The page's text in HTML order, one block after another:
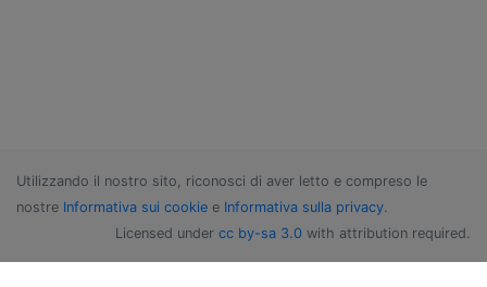
Utilizzando il nostro sito, riconosci di aver letto e compreso le
nostre Informativa sui cookie e Informativa sulla privacy.
Licensed under cc by-sa 3.0 with attribution required.